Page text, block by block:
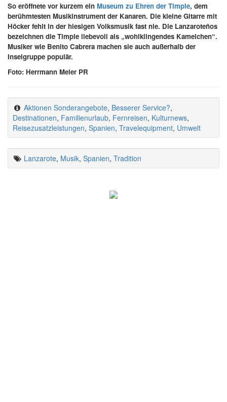
So eröffnete vor kurzem ein Museum zu Ehren der Timple, dem
berühmtesten Musikinstrument der Kanaren. Die kleine Gitarre mit
Höcker fehlt in der hiesigen Volksmusik fast nie. Die Lanzaroteños
bezeichnen die Timple liebevoll als „wohlklingendes Kamelchen“.
Musiker wie Benito Cabrera machen sie auch außerhalb der
Inselgruppe populär.
Foto: Herrmann Meier PR
Aktionen Sonderangebote, Besserer Service?,
Destinationen, Familienurlaub, Fernreisen, Kulturnews,
Reisezusatzleistungen, Spanien, Travelequipment, Umwelt
Lanzarote, Musik, Spanien, Tradition